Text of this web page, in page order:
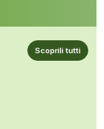
Scoprili tutti